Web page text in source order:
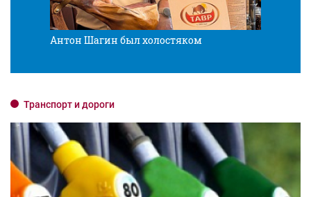
Антон Шагин был холостяком
Транспорт и дороги